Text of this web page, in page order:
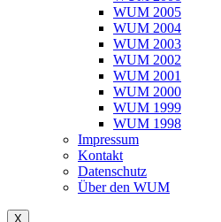
WUM 2005
WUM 2004
WUM 2003
WUM 2002
WUM 2001
WUM 2000
WUM 1999
WUM 1998
Impressum
Kontakt
Datenschutz
Über den WUM
X